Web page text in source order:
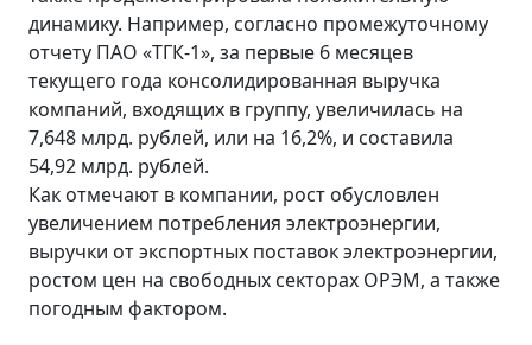
динамику. Например, согласно промежуточному
отчету ПАО «ТГК-1», за первые 6 месяцев
текущего года консолидированная выручка
компаний, входящих в группу, увеличилась на
7,648 млрд. рублей, или на 16,2%, и составила
54,92 млрд. рублей.
Как отмечают в компании, рост обусловлен
увеличением потребления электроэнергии,
выручки от экспортных поставок электроэнергии,
ростом цен на свободных секторах ОРЭМ, а также
погодным фактором.